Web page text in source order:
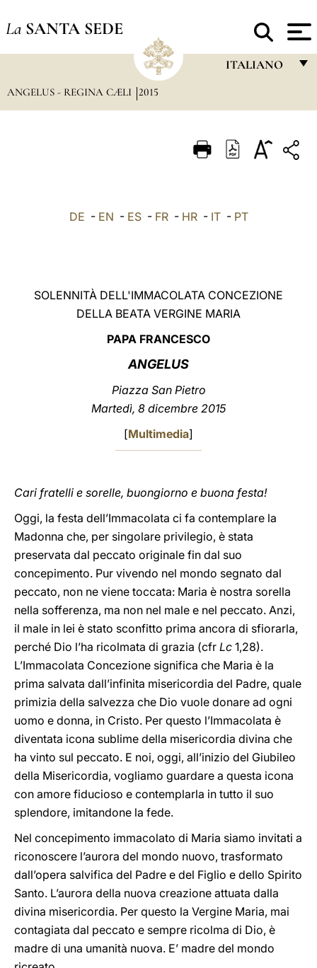
La SANTA SEDE
ITALIANO
ITALIANO
中文
ANGELUS - REGINA CÆLI 2015
DE - EN - ES- FR- HR- IT- PT
SOLENNITÀ DELL'IMMACOLATA CONCEZIONE
DELLA BEATA VERGINE MARIA
PAPA FRANCESCO
ANGELUS
Piazza San Pietro
Martedì, 8 dicembre 2015
[Multimedia]
Cari fratelli e sorelle, buongiorno e buona festa!
Oggi, la festa dell’Immacolata ci fa contemplare la
Madonna che, per singolare privilegio, è stata
preservata dal peccato originale fin dal suo
concepimento. Pur vivendo nel mondo segnato dal
peccato, non ne viene toccata: Maria è nostra sorella
nella sofferenza, ma non nel male e nel peccato. Anzi,
il male in lei è stato sconfitto prima ancora di sfiorarla,
perché Dio l’ha ricolmata di grazia (cfr Lc 1,28).
L’Immacolata Concezione significa che Maria è la
prima salvata dall’infinita misericordia del Padre, quale
primizia della salvezza che Dio vuole donare ad ogni
uomo e donna, in Cristo. Per questo l’Immacolata è
diventata icona sublime della misericordia divina che
ha vinto sul peccato. E noi, oggi, all’inizio del Giubileo
della Misericordia, vogliamo guardare a questa icona
con amore fiducioso e contemplarla in tutto il suo
splendore, imitandone la fede.
Nel concepimento immacolato di Maria siamo invitati a
riconoscere l’aurora del mondo nuovo, trasformato
dall’opera salvifica del Padre e del Figlio e dello Spirito
Santo. L’aurora della nuova creazione attuata dalla
divina misericordia. Per questo la Vergine Maria, mai
contagiata dal peccato e sempre ricolma di Dio, è
madre di una umanità nuova. E’ madre del mondo